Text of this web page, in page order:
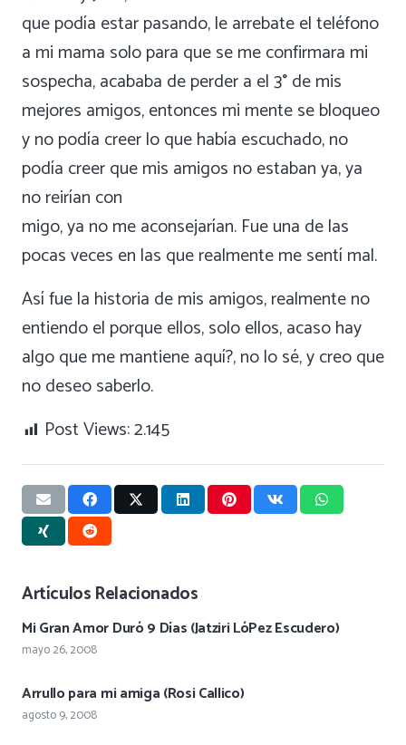
que podía estar pasando, le arrebate el teléfono
a mi mama solo para que se me confirmara mi
sospecha, acababa de perder a el 3° de mis
mejores amigos, entonces mi mente se bloqueo
y no podía creer lo que había escuchado, no
podía creer que mis amigos no estaban ya, ya
no reirían con
migo, ya no me aconsejarían. Fue una de las
pocas veces en las que realmente me sentí mal.
Así fue la historia de mis amigos, realmente no
entiendo el porque ellos, solo ellos, acaso hay
algo que me mantiene aquí?, no lo sé, y creo que
no deseo saberlo.
Post Views:2.145
Artículos Relacionados
Mi Gran Amor Duró 9 Días (Jatziri LóPez Escudero)
mayo 26, 2008
Arrullo para mi amiga (Rosi Callico)
agosto 9, 2008